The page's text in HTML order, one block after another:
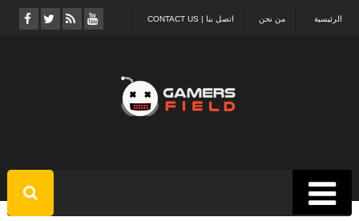
اتصل بنا | CONTACT US من نحن الرئيسية